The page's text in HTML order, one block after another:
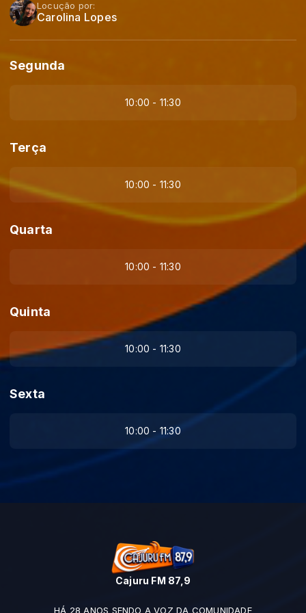
Locução por:
Carolina Lopes
Segunda
10:00 - 11:30
Terça
10:00 - 11:30
Quarta
10:00 - 11:30
Quinta
10:00 - 11:30
Sexta
10:00 - 11:30
Cajuru FM 87,9
HÁ 28 ANOS SENDO A VOZ DA COMUNIDADE